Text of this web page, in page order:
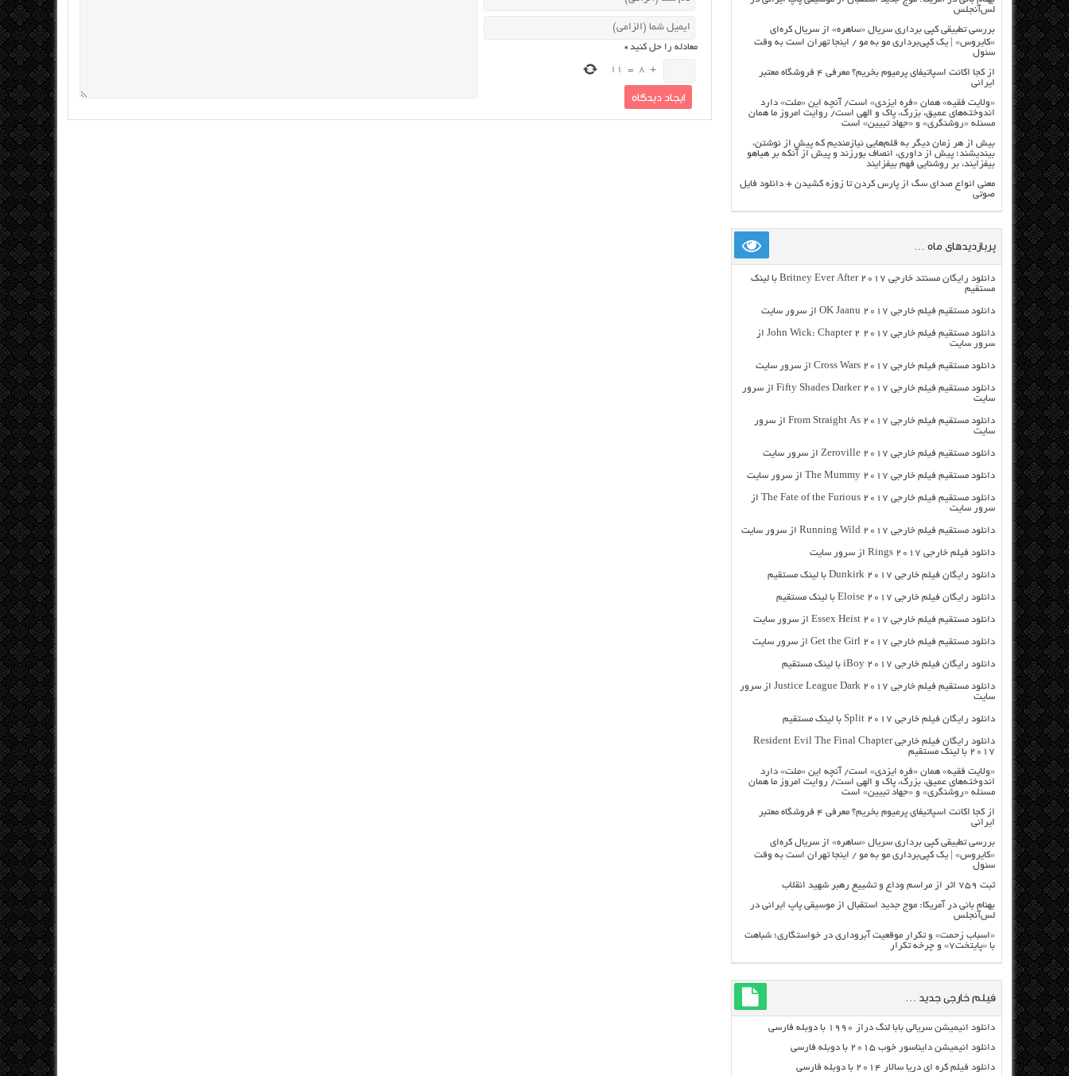
معادله را حل کنید*
+
8
=
11
لس‌آنجلس
بررسی تطبیقی کپی برداری سریال «ساهره» از سریال کره‌ای
«کایروس» | یک کپی‌برداری مو به مو / اینجا تهران است به وقت
سئول
از کجا اکانت اسپاتیفای پرمیوم بخریم؟ معرفی ۴ فروشگاه معتبر
ایرانی
«ولایت فقیه» همان «فره ایزدی» است/ آنچه این «ملت» دارد
اندوخته‌های عمیق، بزرگ، پاک و الهی است/ روایت امروز ما همان
مسئله «روشنگری» و «جهاد تبیین» است
بیش از هر زمان دیگر به قلم‌هایی نیازمندیم که پیش از نوشتن،
بیندیشند؛ پیش از داوری، انصاف بورزند و پیش از آنکه بر هیاهو
بیفزایند، بر روشنایی فهم بیفزایند
معنی انواع صدای سگ از پارس کردن تا زوزه کشیدن + دانلود فایل
صوتی
پربازدیدهای ماه …
دانلود رایگان مسنتد خارجی Britney Ever After 2017 با لینک
مستقیم
دانلود مستقیم فیلم خارجی OK Jaanu 2017 از سرور سایت
دانلود مستقیم فیلم خارجی John Wick: Chapter 2 2017 از
سرور سایت
دانلود مستقیم فیلم خارجی Cross Wars 2017 از سرور سایت
دانلود مستقیم فیلم خارجی Fifty Shades Darker 2017 از سرور
سایت
دانلود مستقیم فیلم خارجی From Straight As 2017 از سرور
سایت
دانلود مستقیم فیلم خارجی Zeroville 2017 از سرور سایت
دانلود مستقیم فیلم خارجی The Mummy 2017 از سرور سایت
دانلود مستقیم فیلم خارجی The Fate of the Furious 2017 از
سرور سایت
دانلود مستقیم فیلم خارجی Running Wild 2017 از سرور سایت
دانلود فیلم خارجی Rings 2017 از سرور سایت
دانلود رایگان فیلم خارجی Dunkirk 2017 با لینک مستقیم
دانلود رایگان فیلم خارجی Eloise 2017 با لینک مستقیم
دانلود مستقیم فیلم خارجی Essex Heist 2017 از سرور سایت
دانلود مستقیم فیلم خارجی Get the Girl 2017 از سرور سایت
دانلود رایگان فیلم خارجی iBoy 2017 با لینک مستقیم
دانلود مستقیم فیلم خارجی Justice League Dark 2017 از سرور
سایت
دانلود رایگان فیلم خارجی Split 2017 با لینک مستقیم
دانلود رایگان فیلم خارجی Resident Evil The Final Chapter
2017 با لینک مستقیم
«ولایت فقیه» همان «فره ایزدی» است/ آنچه این «ملت» دارد
اندوخته‌های عمیق، بزرگ، پاک و الهی است/ روایت امروز ما همان
مسئله «روشنگری» و «جهاد تبیین» است
از کجا اکانت اسپاتیفای پرمیوم بخریم؟ معرفی ۴ فروشگاه معتبر
ایرانی
بررسی تطبیقی کپی برداری سریال «ساهره» از سریال کره‌ای
«کایروس» | یک کپی‌برداری مو به مو / اینجا تهران است به وقت
سئول
ثبت ۷۵۹ اثر از مراسم وداع و تشییع رهبر شهید انقلاب
بهنام بانی در آمریکا: موج جدید استقبال از موسیقی پاپ ایرانی در
لس‌آنجلس
«اسباب زحمت» و تکرار موقعیت آبروداری در خواستگاری؛ شباهت
با «پایتخت۷» و چرخه تکرار
فیلم خارجی جدید …
دانلود انیمیشن سریالی بابا لنگ دراز ۱۹۹۰ با دوبله فارسی
دانلود انیمیشن دایناسور خوب ۲۰۱۵ با دوبله فارسی
دانلود فیلم کره ای دریا سالار ۲۰۱۴ با دوبله فارسی